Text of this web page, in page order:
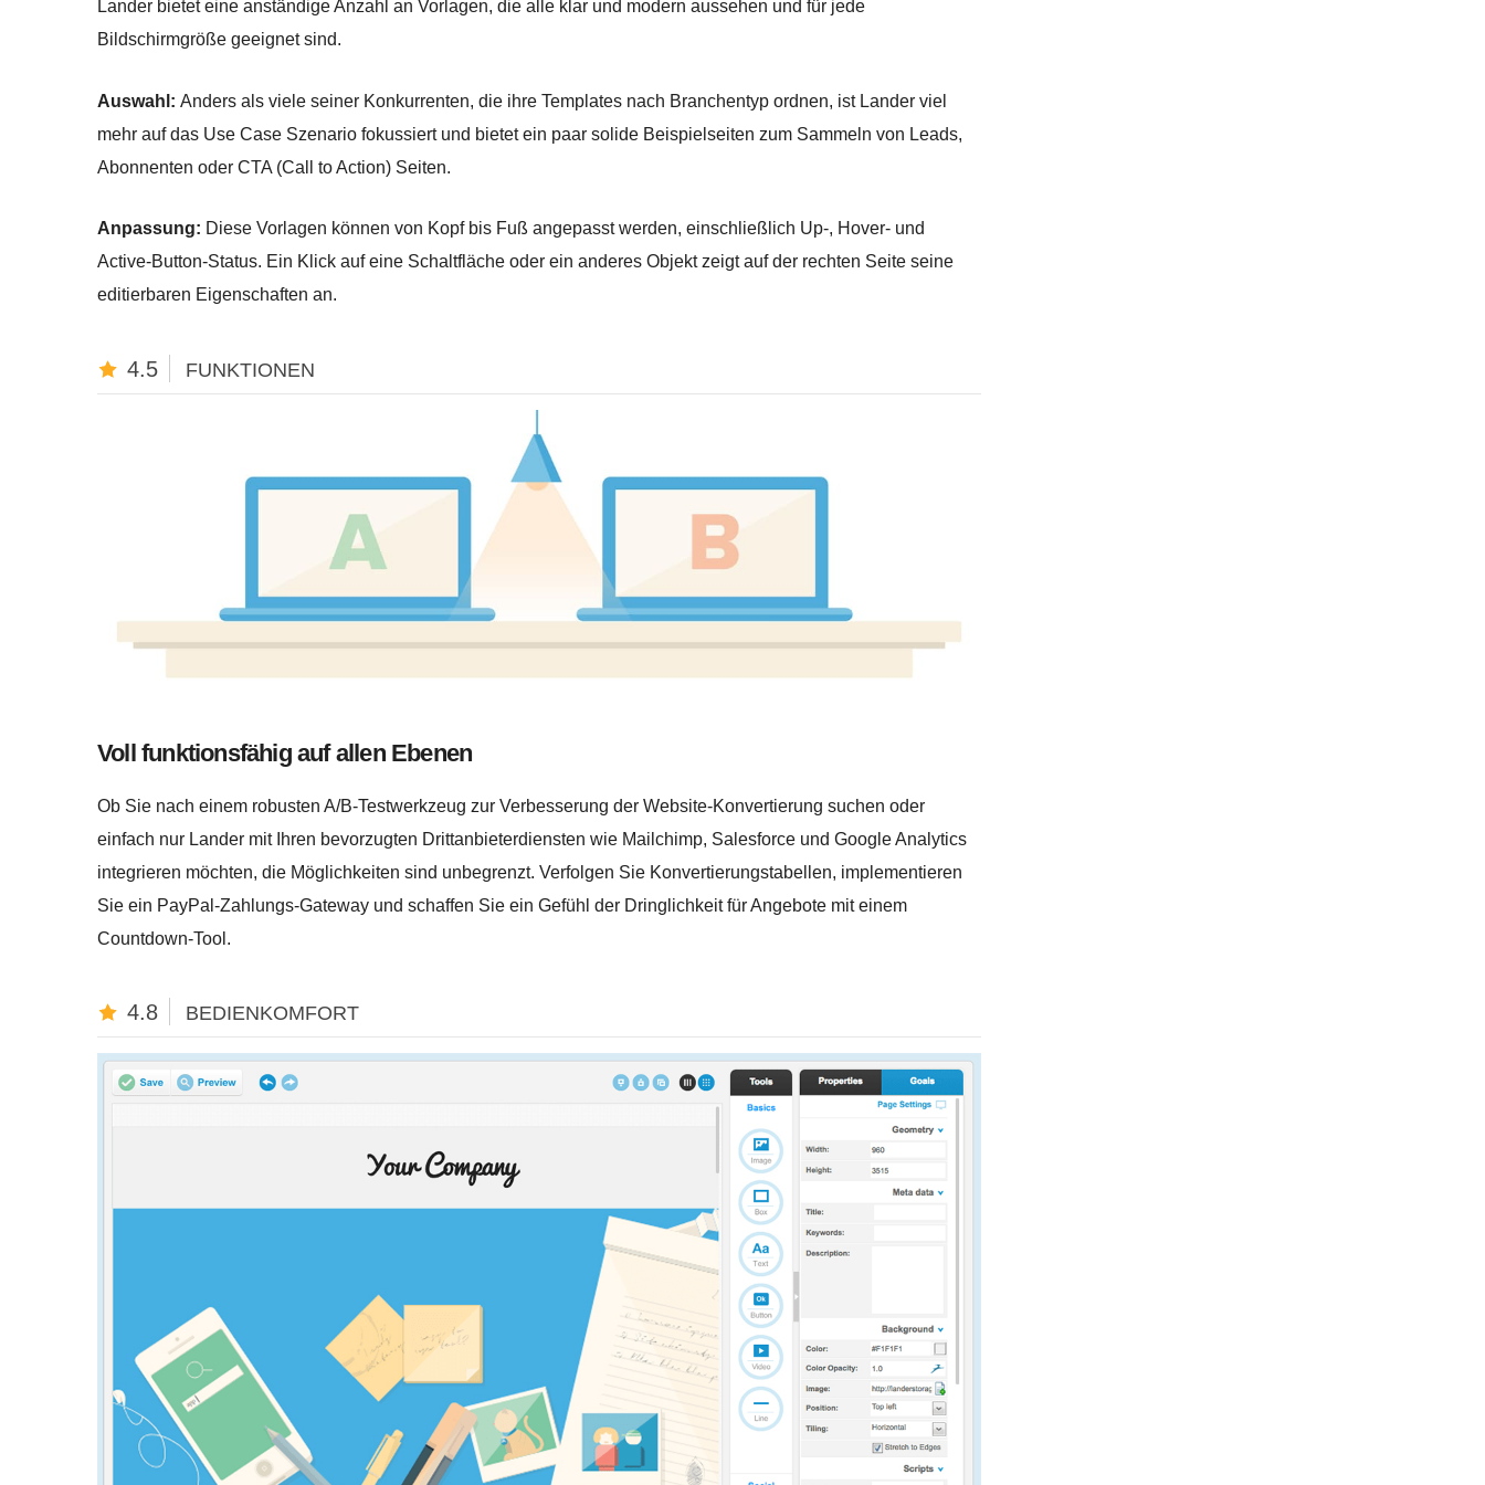
Lander bietet eine anständige Anzahl an Vorlagen, die alle klar und modern aussehen und für jede
Bildschirmgröße geeignet sind.
Auswahl: Anders als viele seiner Konkurrenten, die ihre Templates nach Branchentyp ordnen, ist Lander viel
mehr auf das Use Case Szenario fokussiert und bietet ein paar solide Beispielseiten zum Sammeln von Leads,
Abonnenten oder CTA (Call to Action) Seiten.
Anpassung: Diese Vorlagen können von Kopf bis Fuß angepasst werden, einschließlich Up-, Hover- und
Active-Button-Status. Ein Klick auf eine Schaltfläche oder ein anderes Objekt zeigt auf der rechten Seite seine
editierbaren Eigenschaften an.
4.5 FUNKTIONEN
Voll funktionsfähig auf allen Ebenen
Ob Sie nach einem robusten A/B-Testwerkzeug zur Verbesserung der Website-Konvertierung suchen oder
einfach nur Lander mit Ihren bevorzugten Drittanbieterdiensten wie Mailchimp, Salesforce und Google Analytics
integrieren möchten, die Möglichkeiten sind unbegrenzt. Verfolgen Sie Konvertierungstabellen, implementieren
Sie ein PayPal-Zahlungs-Gateway und schaffen Sie ein Gefühl der Dringlichkeit für Angebote mit einem
Countdown-Tool.
4.8 BEDIENKOMFORT